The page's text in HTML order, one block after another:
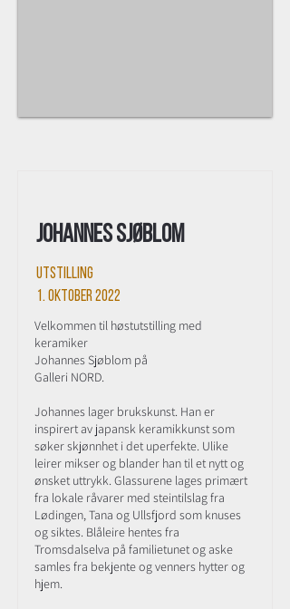
Johannes Sjøblom
Utstilling
1. oktober 2022
Velkommen til høstutstilling med
keramiker
Johannes Sjøblom på
Galleri NORD.
Johannes lager brukskunst. Han er
inspirert av japansk keramikkunst som
søker skjønnhet i det uperfekte. Ulike
leirer mikser og blander han til et nytt og
ønsket uttrykk. Glassurene lages primært
fra lokale råvarer med steintilslag fra
Lødingen, Tana og Ullsfjord som knuses
og siktes. Blåleire hentes fra
Tromsdalselva på familietunet og aske
samles fra bekjente og venners hytter og
hjem.